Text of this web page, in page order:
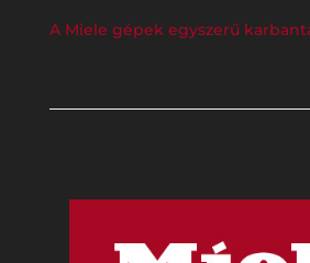
A Miele gépek egyszerű